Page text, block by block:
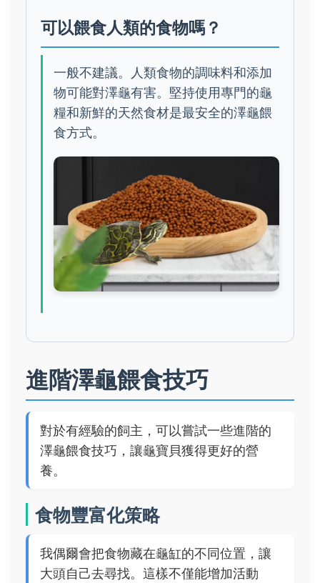
可以餵食人類的食物嗎？
一般不建議。人類食物的調味料和添加
物可能對澤龜有害。堅持使用專門的龜
糧和新鮮的天然食材是最安全的澤龜餵
食方式。
進階澤龜餵食技巧
對於有經驗的飼主，可以嘗試一些進階的
澤龜餵食技巧，讓龜寶貝獲得更好的營
養。
食物豐富化策略
我偶爾會把食物藏在龜缸的不同位置，讓
大頭自己去尋找。這樣不僅能增加活動